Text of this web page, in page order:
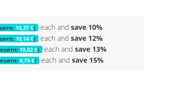
10,37 € each andsave 10%
10,14 € each andsave 12%
10,02 € each andsave 13%
9,79 € each andsave 15%